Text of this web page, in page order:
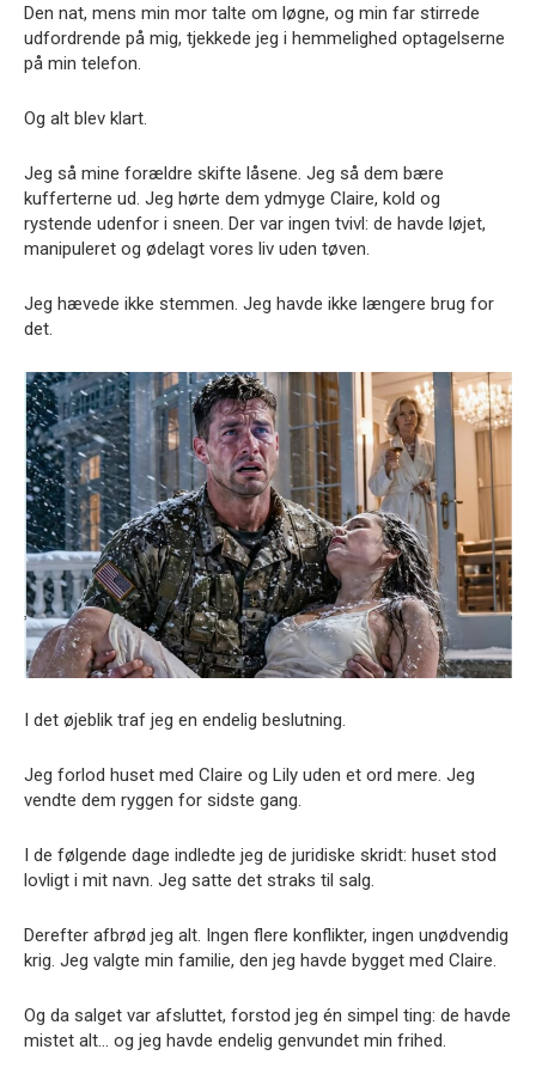
Den nat, mens min mor talte om løgne, og min far stirrede
udfordrende på mig, tjekkede jeg i hemmelighed optagelserne
på min telefon.
Og alt blev klart.
Jeg så mine forældre skifte låsene. Jeg så dem bære
kufferterne ud. Jeg hørte dem ydmyge Claire, kold og
rystende udenfor i sneen. Der var ingen tvivl: de havde løjet,
manipuleret og ødelagt vores liv uden tøven.
Jeg hævede ikke stemmen. Jeg havde ikke længere brug for
det.
I det øjeblik traf jeg en endelig beslutning.
Jeg forlod huset med Claire og Lily uden et ord mere. Jeg
vendte dem ryggen for sidste gang.
I de følgende dage indledte jeg de juridiske skridt: huset stod
lovligt i mit navn. Jeg satte det straks til salg.
Derefter afbrød jeg alt. Ingen flere konflikter, ingen unødvendig
krig. Jeg valgte min familie, den jeg havde bygget med Claire.
Og da salget var afsluttet, forstod jeg én simpel ting: de havde
mistet alt… og jeg havde endelig genvundet min frihed.